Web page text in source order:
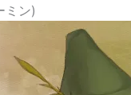
ミン)